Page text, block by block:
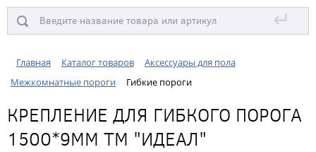
↵
Главная Каталог товаров
Аксессуары для пола
Межкомнатные пороги
Гибкие пороги
КРЕПЛЕНИЕ ДЛЯ ГИБКОГО ПОРОГА
1500*9ММ ТМ "ИДЕАЛ"